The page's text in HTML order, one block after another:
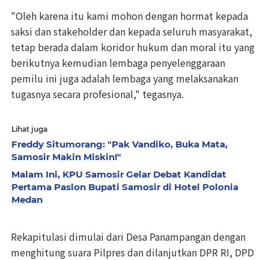
"Oleh karena itu kami mohon dengan hormat kepada
saksi dan stakeholder dan kepada seluruh masyarakat,
tetap berada dalam koridor hukum dan moral itu yang
berikutnya kemudian lembaga penyelenggaraan
pemilu ini juga adalah lembaga yang melaksanakan
tugasnya secara profesional," tegasnya.
Lihat juga
Freddy Situmorang: "Pak Vandiko, Buka Mata,
Samosir Makin Miskin!"
Malam Ini, KPU Samosir Gelar Debat Kandidat
Pertama Paslon Bupati Samosir di Hotel Polonia
Medan
Rekapitulasi dimulai dari Desa Panampangan dengan
menghitung suara Pilpres dan dilanjutkan DPR RI, DPD